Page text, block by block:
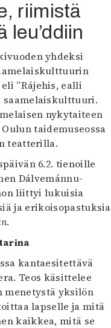
riimistä
leu’ddiin
yhdeksi
”Rájehis, ealli
saamelaiskulttuuri.
nykytaiteen
Oulun taidemuseossa
teatterilla.
6.2. tienoille
Dálvemánnu-
liittyi lukuisia
ja erikoisopastuksia
.
kantaesitettävä
Teos käsittelee
menetystä yksilön
lapselle ja mitä
kaikkea, mitä se